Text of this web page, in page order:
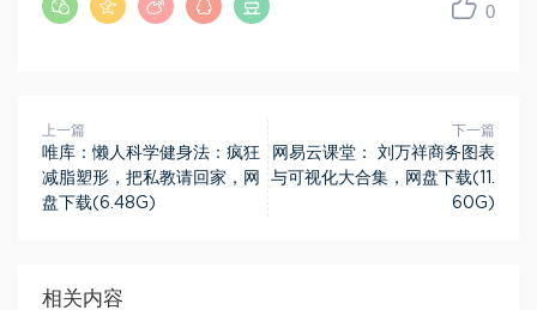
0
上一篇
唯库：懒人科学健身法：疯狂
减脂塑形，把私教请回家，网
盘下载(6.48G)
下一篇
网易云课堂： 刘万祥商务图表
与可视化大合集，网盘下载(11.
60G)
相关内容